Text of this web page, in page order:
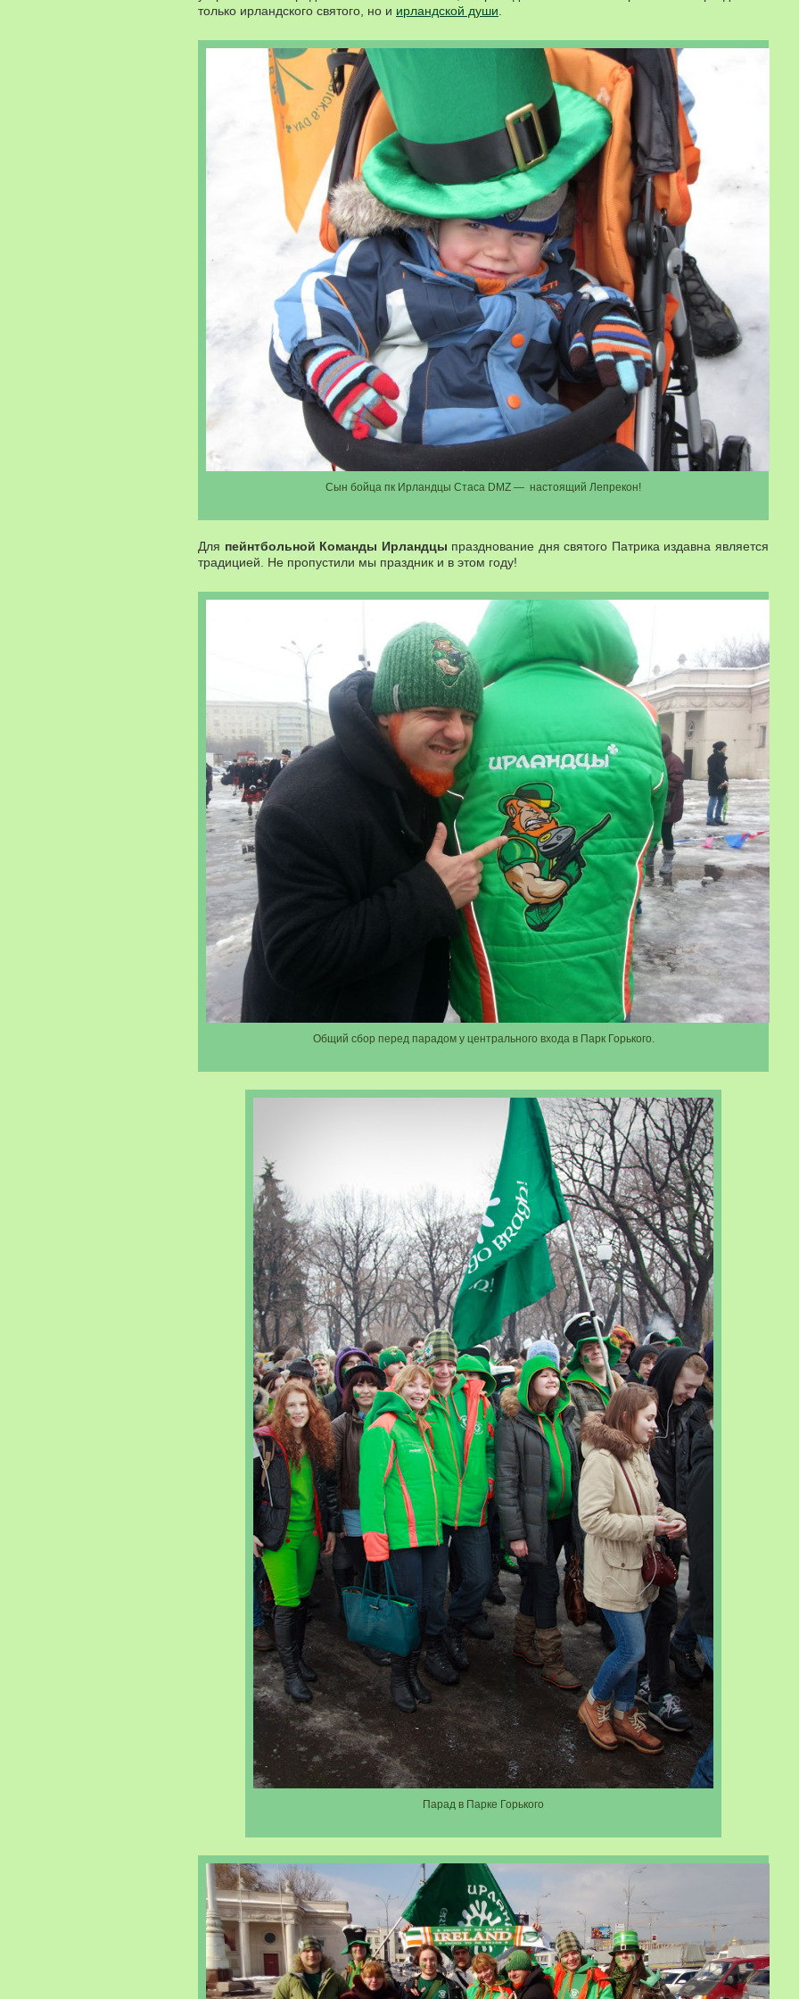
только ирландского святого, но и ирландской души
Сын бойца пк Ирландцы Стаса DMZ — настоящий Лепрекон!
Для пейнтбольной Команды Ирландцы празднование дня святого Патрика издавна является
традицией. Не пропустили мы праздник и в этом году!
Общий сбор перед парадом у центрального входа в Парк Горького.
Парад в Парке Горького